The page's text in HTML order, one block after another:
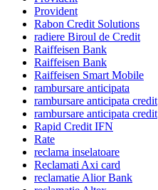
Provident
Rabon Credit Solutions
radiere Biroul de Credit
Raiffeisen Bank
Raiffeisen Bank
Raiffeisen Smart Mobile
rambursare anticipata
rambursare anticipata credit
rambursare anticipata credit
Rapid Credit IFN
Rate
reclama inselatoare
Reclamati Axi card
reclamatie Alior Bank